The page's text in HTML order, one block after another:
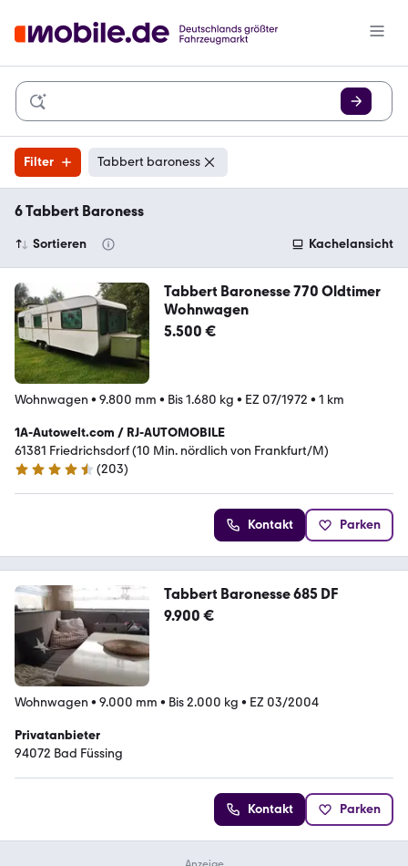
Filter Tabbert baroness
6 Tabbert Baroness
Sortieren Kachelansicht
Tabbert Baronesse 770 Oldtimer
Wohnwagen
5.500 €
Wohnwagen • 9.800 mm • Bis 1.680 kg • EZ 07/1972 • 1 km
1A-Autowelt.com / RJ-AUTOMOBILE
61381 Friedrichsdorf (10 Min. nördlich von Frankfurt/M)
4.3 Sterne
(203)
Kontakt Parken
Tabbert Baronesse 685 DF
9.900 €
Wohnwagen • 9.000 mm • Bis 2.000 kg • EZ 03/2004
Privatanbieter
94072 Bad Füssing
Kontakt Parken